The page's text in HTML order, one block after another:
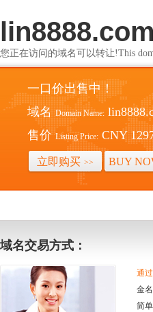
lin8888.com
您正在访问的域名可以转让!This
一口价出售中！
域名 Domain Name:
售价 Listing Price: CNY
立即购买 >> BUY
域名交易方式：
通
金
简